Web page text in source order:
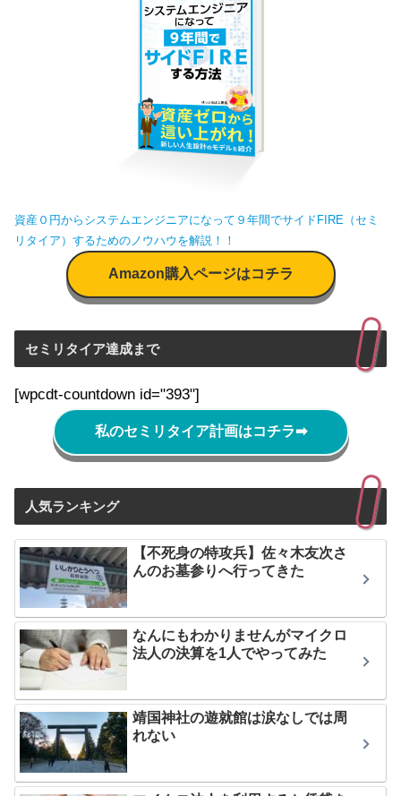
資産０円からシステムエンジニアになって９年間でサイドFIRE（セミ
リタイア）するためのノウハウを解説！！
Amazon購入ページはコチラ
セミリタイア達成まで
[wpcdt-countdown id="393"]
私のセミリタイア計画はコチラ➡
人気ランキング
【不死身の特攻兵】佐々木友次さ
んのお墓参りへ行ってきた
なんにもわかりませんがマイクロ
法人の決算を1人でやってみた
靖国神社の遊就館は涙なしでは周
れない